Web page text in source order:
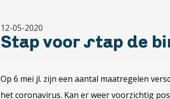
12-05-2020
Stap voor stap de
Op 6 mei jl. zijn een aantal maatregelen
het coronavirus. Kan er weer voorzichtig